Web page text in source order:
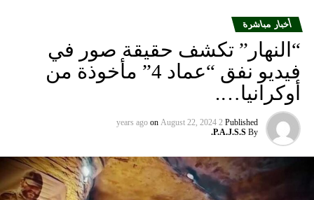
أخبار مباشرة
“النهار” تكشف حقيقة صور في
فيديو نفق “عماد 4” مأخوذة من
أوكرانيا….
Published
2 years ago
on August 22, 2024
By
P.A.J.S.S.